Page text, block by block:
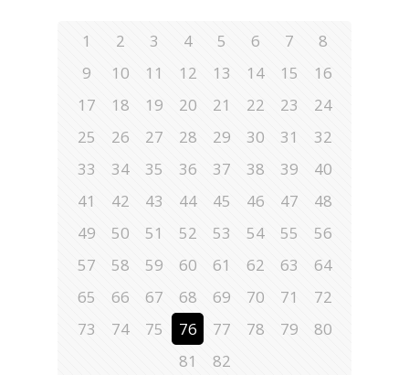
1 2 3 4 5 6 7
8
9
10 11 12 13 14 15
16
17
18 19 20 21 22 23
24
25
26 27 28 29 30 31
32
33
34 35 36 37 38 39
40
41
42 43 44 45 46 47
48
49
50 51 52 53 54 55
56
57
58 59 60 61 62 63
64
65
66 67 68 69 70 71
72
73
74 75 76 77 78 79
80
81
82